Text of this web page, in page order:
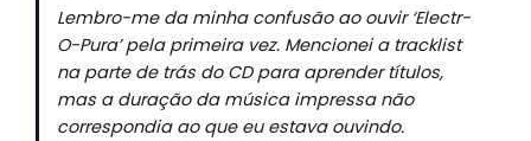
Lembro-me da minha confusão ao ouvir ‘Electr-
O-Pura’ pela primeira vez. Mencionei a tracklist
na parte de trás do CD para aprender títulos,
mas a duração da música impressa não
correspondia ao que eu estava ouvindo.